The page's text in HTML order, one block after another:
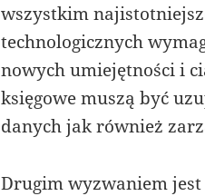
wszystkim
technologicznych
nowych umiejętności i
księgowe muszą być
danych jak również
Drugim wyzwaniem